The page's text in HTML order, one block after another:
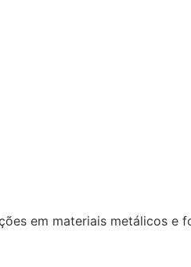
em materiais metálicos e